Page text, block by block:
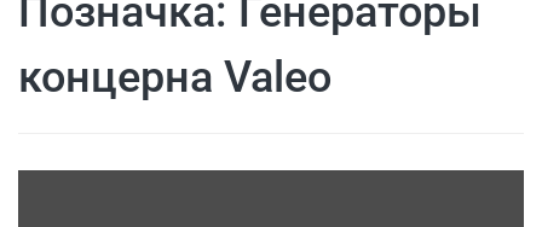
Позначка: Генераторы
концерна Valeo